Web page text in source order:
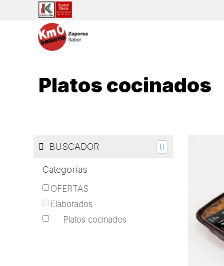
Platos cocinados
BUSCADOR
Categorías
OFERTAS
Elaborados
Platos cocinados